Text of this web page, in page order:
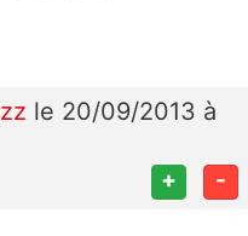
le 20/09/2013 à
+ -